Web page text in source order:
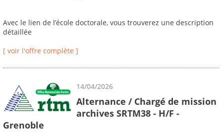
Avec le lien de l’école doctorale, vous trouverez une description
détaillée
[ voir l'offre complète ]
14/04/2026
Alternance / Chargé de mission
archives SRTM38 - H/F -
Grenoble